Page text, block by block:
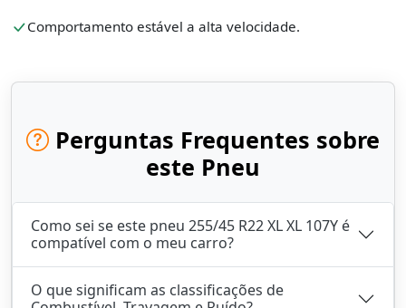
Comportamento estável a alta velocidade.
Perguntas Frequentes sobre
este Pneu
Como sei se este pneu 255/45 R22 XL XL 107Y é
compatível com o meu carro?
O que significam as classificações de